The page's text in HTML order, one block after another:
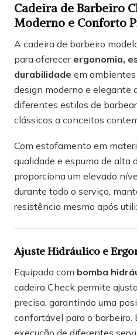
Cadeira de Barbeiro
Moderno e Conforto
A cadeira de barbeiro
para oferecer ergonomia,
durabilidade em ambientes
design moderno e elegante
diferentes estilos de
clássicos a conceitos
Com estofamento em
qualidade e espuma de alta
proporciona um elevado
durante todo o serviço,
resistência mesmo após
Ajuste Hidráulico e
Equipada com bomba
cadeira Check permite
precisa, garantindo uma
confortável para o